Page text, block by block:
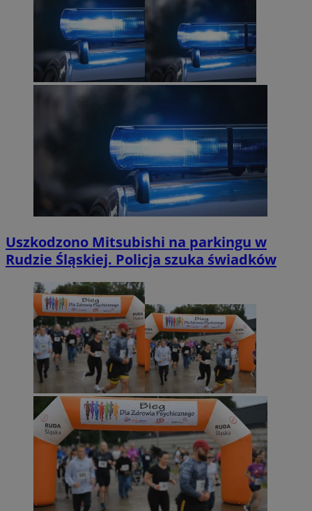
Uszkodzono Mitsubishi na parkingu w
Rudzie Śląskiej. Policja szuka świadków